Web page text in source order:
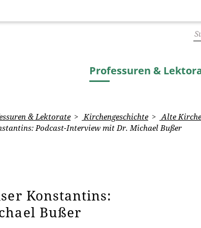
Professuren &
& Lektorate Kirchengeschichte Alte
Podcast-Interview mit Dr. Michael Bußer
Konstantins:
Bußer